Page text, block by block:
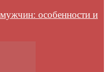
особенности и